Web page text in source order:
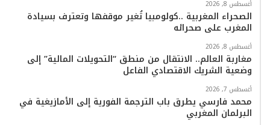
أغسطس 8, 2026
الصحراء المغربية ..كولومبيا تُغير موقفها وتعترف بسيادة
المغرب على صحرائه
أغسطس 8, 2026
مغاربة العالم.. الانتقال من منطق “التحويلات المالية” إلى
وضعية الشريك الاقتصادي الفاعل
أغسطس 7, 2026
محمد فارسي يطرق باب الترجمة الفورية إلى الأمازيغية في
البرلمان المغربي